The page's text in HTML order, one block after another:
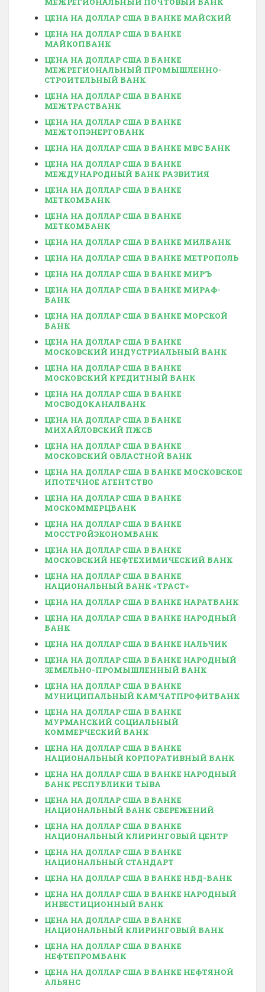
ЦЕНА НА ДОЛЛАР США В БАНКЕ МАЙСКИЙ
ЦЕНА НА ДОЛЛАР США В БАНКЕ
МАЙКОПБАНК
ЦЕНА НА ДОЛЛАР США В БАНКЕ
МЕЖРЕГИОНАЛЬНЫЙ ПРОМЫШЛЕННО-
СТРОИТЕЛЬНЫЙ БАНК
ЦЕНА НА ДОЛЛАР США В БАНКЕ
МЕЖТРАСТБАНК
ЦЕНА НА ДОЛЛАР США В БАНКЕ
МЕЖТОПЭНЕРГОБАНК
ЦЕНА НА ДОЛЛАР США В БАНКЕ МВС БАНК
ЦЕНА НА ДОЛЛАР США В БАНКЕ
МЕЖДУНАРОДНЫЙ БАНК РАЗВИТИЯ
ЦЕНА НА ДОЛЛАР США В БАНКЕ
МЕТКОМБАНК
ЦЕНА НА ДОЛЛАР США В БАНКЕ
МЕТКОМБАНК
ЦЕНА НА ДОЛЛАР США В БАНКЕ МИЛБАНК
ЦЕНА НА ДОЛЛАР США В БАНКЕ МЕТРОПОЛЬ
ЦЕНА НА ДОЛЛАР США В БАНКЕ МИРЪ
ЦЕНА НА ДОЛЛАР США В БАНКЕ МИРАФ-
БАНК
ЦЕНА НА ДОЛЛАР США В БАНКЕ МОРСКОЙ
БАНК
ЦЕНА НА ДОЛЛАР США В БАНКЕ
МОСКОВСКИЙ ИНДУСТРИАЛЬНЫЙ БАНК
ЦЕНА НА ДОЛЛАР США В БАНКЕ
МОСКОВСКИЙ КРЕДИТНЫЙ БАНК
ЦЕНА НА ДОЛЛАР США В БАНКЕ
МОСВОДОКАНАЛБАНК
ЦЕНА НА ДОЛЛАР США В БАНКЕ
МИХАЙЛОВСКИЙ ПЖСБ
ЦЕНА НА ДОЛЛАР США В БАНКЕ
МОСКОВСКИЙ ОБЛАСТНОЙ БАНК
ЦЕНА НА ДОЛЛАР США В БАНКЕ МОСКОВСКОЕ
ИПОТЕЧНОЕ АГЕНТСТВО
ЦЕНА НА ДОЛЛАР США В БАНКЕ
МОСКОММЕРЦБАНК
ЦЕНА НА ДОЛЛАР США В БАНКЕ
МОССТРОЙЭКОНОМБАНК
ЦЕНА НА ДОЛЛАР США В БАНКЕ
МОСКОВСКИЙ НЕФТЕХИМИЧЕСКИЙ БАНК
ЦЕНА НА ДОЛЛАР США В БАНКЕ
НАЦИОНАЛЬНЫЙ БАНК «ТРАСТ»
ЦЕНА НА ДОЛЛАР США В БАНКЕ НАРАТБАНК
ЦЕНА НА ДОЛЛАР США В БАНКЕ НАРОДНЫЙ
БАНК
ЦЕНА НА ДОЛЛАР США В БАНКЕ НАЛЬЧИК
ЦЕНА НА ДОЛЛАР США В БАНКЕ НАРОДНЫЙ
ЗЕМЕЛЬНО-ПРОМЫШЛЕННЫЙ БАНК
ЦЕНА НА ДОЛЛАР США В БАНКЕ
МУНИЦИПАЛЬНЫЙ КАМЧАТПРОФИТБАНК
ЦЕНА НА ДОЛЛАР США В БАНКЕ
МУРМАНСКИЙ СОЦИАЛЬНЫЙ
КОММЕРЧЕСКИЙ БАНК
ЦЕНА НА ДОЛЛАР США В БАНКЕ
НАЦИОНАЛЬНЫЙ КОРПОРАТИВНЫЙ БАНК
ЦЕНА НА ДОЛЛАР США В БАНКЕ НАРОДНЫЙ
БАНК РЕСПУБЛИКИ ТЫВА
ЦЕНА НА ДОЛЛАР США В БАНКЕ
НАЦИОНАЛЬНЫЙ БАНК СБЕРЕЖЕНИЙ
ЦЕНА НА ДОЛЛАР США В БАНКЕ
НАЦИОНАЛЬНЫЙ КЛИРИНГОВЫЙ ЦЕНТР
ЦЕНА НА ДОЛЛАР США В БАНКЕ
НАЦИОНАЛЬНЫЙ СТАНДАРТ
ЦЕНА НА ДОЛЛАР США В БАНКЕ НБД-БАНК
ЦЕНА НА ДОЛЛАР США В БАНКЕ НАРОДНЫЙ
ИНВЕСТИЦИОННЫЙ БАНК
ЦЕНА НА ДОЛЛАР США В БАНКЕ
НАЦИОНАЛЬНЫЙ КЛИРИНГОВЫЙ БАНК
ЦЕНА НА ДОЛЛАР США В БАНКЕ
НЕФТЕПРОМБАНК
ЦЕНА НА ДОЛЛАР США В БАНКЕ НЕФТЯНОЙ
АЛЬЯНС